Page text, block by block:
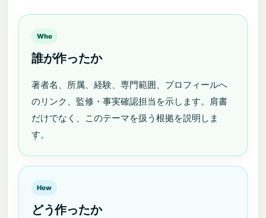
Who
誰が作ったか
著者名、所属、経験、専門範囲、プロフィールへ
のリンク、監修・事実確認担当を示します。肩書
だけでなく、このテーマを扱う根拠を説明しま
す。
How
どう作ったか